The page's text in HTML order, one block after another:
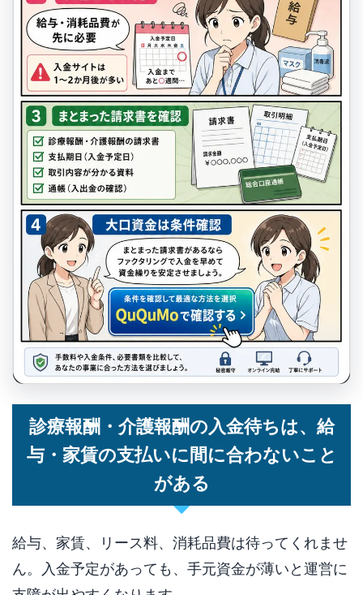
診療報酬・介護報酬の入金待ちは、給
与・家賃の支払いに間に合わないこと
がある
給与、家賃、リース料、消耗品費は待ってくれませ
ん。入金予定があっても、手元資金が薄いと運営に